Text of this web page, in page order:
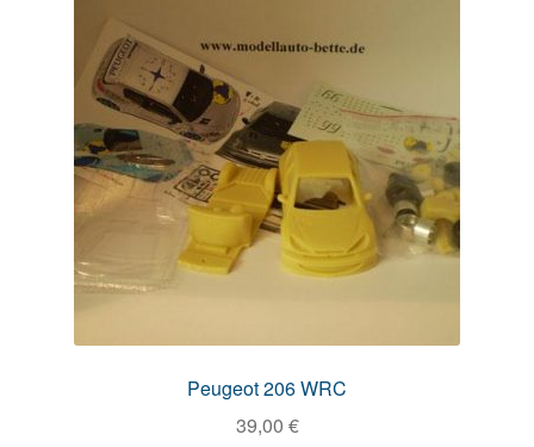
Peugeot 206 WRC
39,00 €